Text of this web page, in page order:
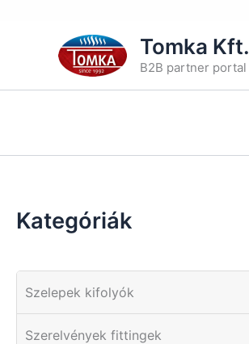
Tomka Kft.
B2B partner portal
Kategóriák
Szelepek kifolyók
Szerelvények fittingek